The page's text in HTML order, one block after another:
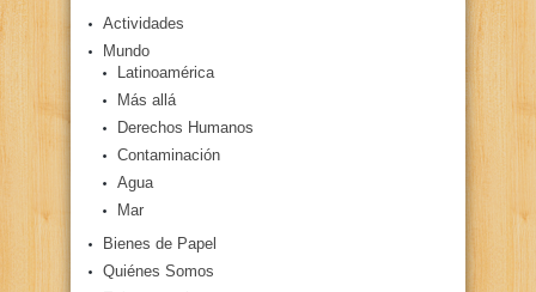
Actividades
Mundo
Latinoamérica
Más allá
Derechos Humanos
Contaminación
Agua
Mar
Bienes de Papel
Quiénes Somos